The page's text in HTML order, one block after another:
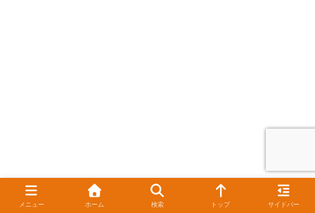
メニュー ホーム 検索 トップ サイドバー